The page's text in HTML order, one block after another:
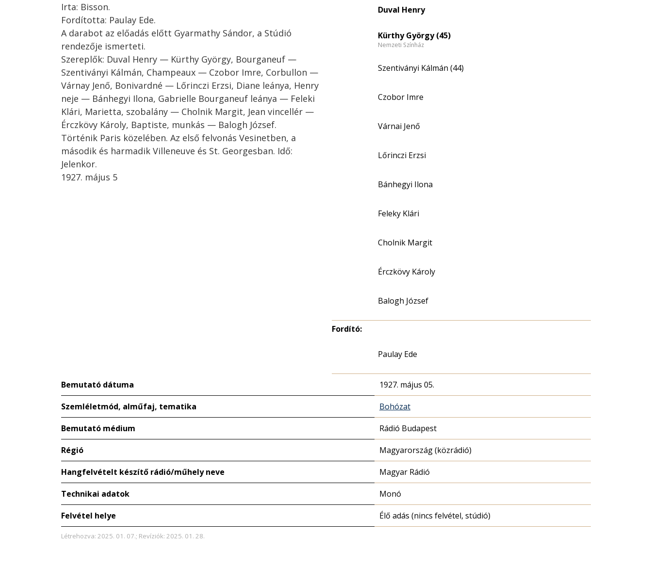
Irta: Bisson.
Fordította: Paulay Ede.
A darabot az előadás előtt Gyarmathy Sándor, a Stúdió
rendezője ismerteti.
Szereplők: Duval Henry — Kürthy György, Bourganeuf —
Szentiványi Kálmán, Champeaux — Czobor Imre, Corbullon —
Várnay Jenő, Bonivardné — Lőrinczi Erzsi, Diane leánya, Henry
neje — Bánhegyi Ilona, Gabrielle Bourganeuf leánya — Feleki
Klári, Marietta, szobalány — Cholnik Margit, Jean vincellér —
Érczkövy Károly, Baptiste, munkás — Balogh József.
Történik Paris közelében. Az első felvonás Vesinetben, a
második és harmadik Villeneuve és St. Georgesban. Idő:
Jelenkor.
1927. május 5
Duval Henry
Kürthy György (45)
Nemzeti Színház
Szentiványi Kálmán (44)
Czobor Imre
Várnai Jenő
Lőrinczi Erzsi
Bánhegyi Ilona
Feleky Klári
Cholnik Margit
Érczkövy Károly
Balogh József
Fordító:
Paulay Ede
Bemutató dátuma 1927. május 05.
Szemléletmód, alműfaj, tematika Bohózat
Bemutató médium Rádió Budapest
Régió Magyarország (közrádió)
Hangfelvételt készítő rádió/műhely neve Magyar Rádió
Technikai adatok Monó
Felvétel helye Élő adás (nincs felvétel, stúdió)
Létrehozva: 2025. 01. 07.; Revíziók: 2025. 01. 28.